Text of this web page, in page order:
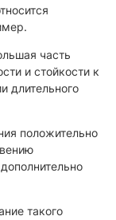
часть
и стойкости к
длительного
положительно
такого